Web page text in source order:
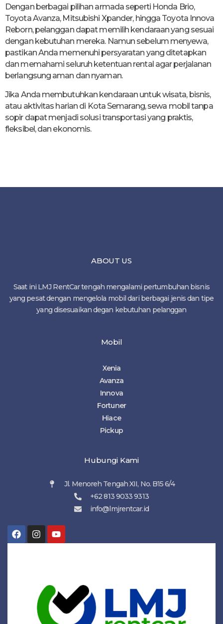
Dengan berbagai pilihan armada seperti Honda Brio,
Toyota Avanza, Mitsubishi Xpander, hingga Toyota Innova
Reborn, pelanggan dapat memilih kendaraan yang sesuai
dengan kebutuhan mereka. Namun sebelum menyewa,
pastikan Anda memenuhi persyaratan yang ditetapkan
dan memahami seluruh ketentuan rental agar perjalanan
berlangsung aman dan nyaman.
Jika Anda membutuhkan kendaraan untuk wisata, bisnis,
atau aktivitas harian di Kota Semarang, sewa mobil tanpa
sopir dapat menjadi solusi transportasi yang praktis,
fleksibel, dan ekonomis.
ABOUT US
Saat ini LMJ RentCar tengah mengalami pertumbuhan bisnis
yang pesat dengan mengelola mobil dari berbagai jenis dan tipe
yang disesuaikan degan kebutuhan pelanggan
Mobil
Xenia
Avanza
Innova
Fortuner
Hiace
Pickup
Hubungi Kami
Jl. Menoreh Tengah XII, No. B15 6/4
+62 813 9033 9313
info@lmjrentcar.id